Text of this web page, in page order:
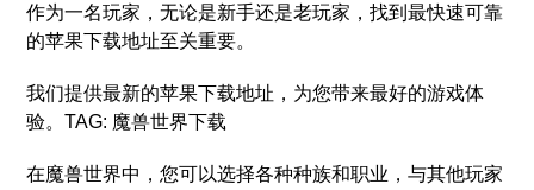
作为一名玩家，无论是新手还是老玩家，找到最快速可靠
的苹果下载地址至关重要。
我们提供最新的苹果下载地址，为您带来最好的游戏体
验。TAG: 魔兽世界下载
在魔兽世界中，您可以选择各种种族和职业，与其他玩家